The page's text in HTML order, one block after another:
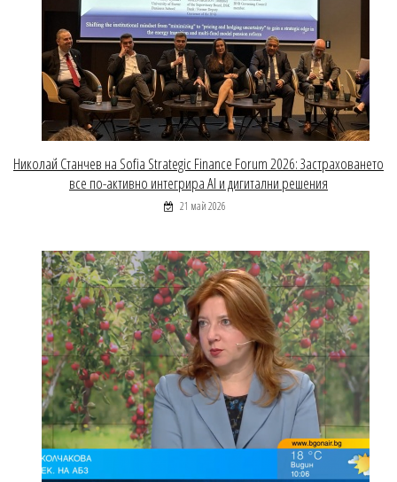
Николай Станчев на Sofia Strategic Finance Forum 2026: Застраховането
все по-активно интегрира AI и дигитални решения
21 май 2026